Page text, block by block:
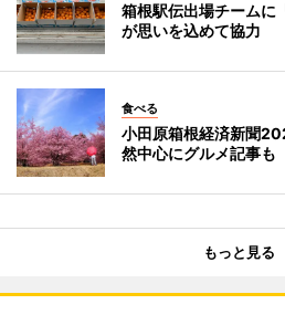
箱根駅伝出場チーム
が思いを込めて協力
食べる
小田原箱根経済新聞
然中心にグルメ記事も
もっと見る